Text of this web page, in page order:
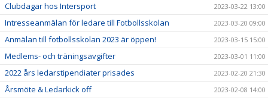
Clubdagar hos Intersport 2023-03-22 13:00
Intresseanmälan för ledare till Fotbollsskolan 2023-03-20 09:00
Anmälan till fotbollsskolan 2023 är öppen! 2023-03-15 15:00
Medlems- och träningsavgifter 2023-03-01 11:00
2022 års ledarstipendiater prisades 2023-02-20 21:30
Årsmöte & Ledarkick off 2023-02-08 14:00